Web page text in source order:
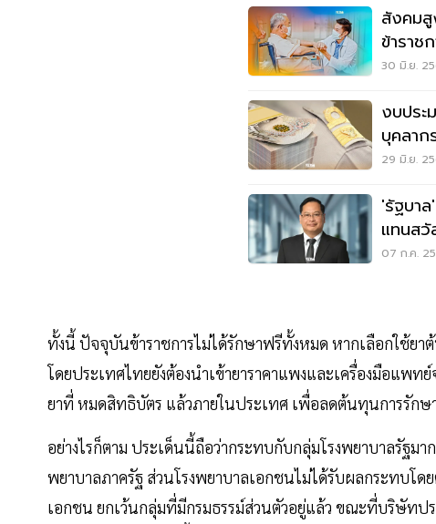
สังคม
ข้าราช
30 มิ.ย.
งบปร
บุคลา
1.24 ล้
29 มิ.ย.
'รัฐบา
แทนสวั
ข้าราช
07 ก.ค.
ทั้งนี้ ปัจจุบันข้าราชการไม่ได้รักษาฟรีทั้งหมด หากเลือกใช้ยา
โดยประเทศไทยยังต้องนำเข้ายาราคาแพงและเครื่องมือแพท
ยาที่ หมดสิทธิบัตร แล้วภายในประเทศ เพื่อลดต้นทุนการรักษ
อย่างไรก็ตาม ประเด็นนี้ถือว่ากระทบกับกลุ่มโรงพยาบาลรัฐ
พยาบาลภาครัฐ ส่วนโรงพยาบาลเอกชนไม่ได้รับผลกระทบโด
เอกชน ยกเว้นกลุ่มที่มีกรมธรรม์ส่วนตัวอยู่แล้ว ขณะที่บริษัทป